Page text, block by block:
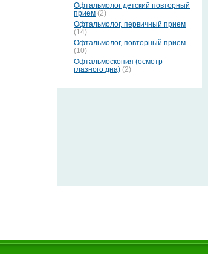
Офтальмолог детский повторный
прием (2)
Офтальмолог, первичный прием
(14)
Офтальмолог, повторный прием
(10)
Офтальмоскопия (осмотр
глазного дна) (2)